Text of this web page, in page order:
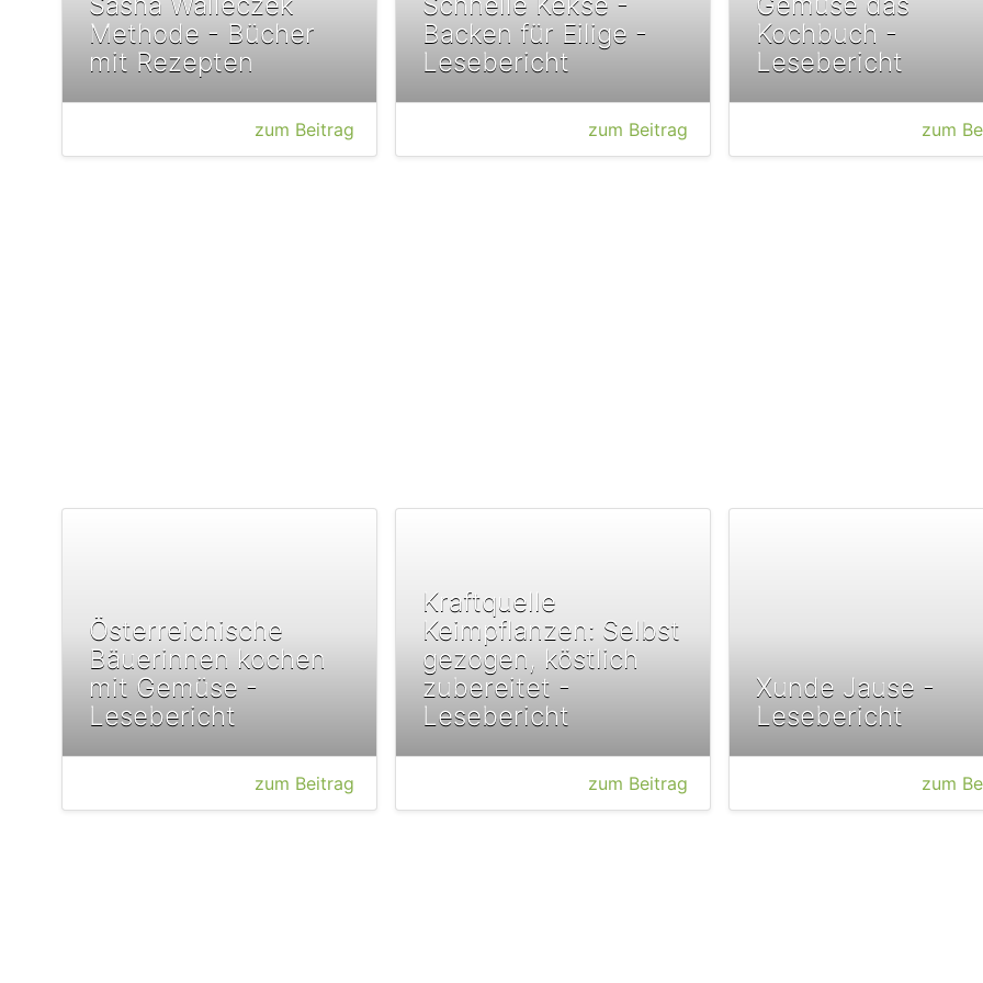
Methode - Bücher
mit Rezepten
zum Beitrag
Backen für Eilige -
Lesebericht
zum Beitrag
Kochbuch -
Lesebericht
zum
Österreichische
Bäuerinnen kochen
mit Gemüse -
Lesebericht
zum Beitrag
Kraftquelle
Keimpflanzen: Selbst
gezogen, köstlich
zubereitet -
Lesebericht
zum Beitrag
Xunde Jause -
Lesebericht
zum